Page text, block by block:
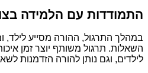
התמודדות עם הלמידה
במהלך התרגול, ההורה מסייע לילד,
השאלות. תרגול משותף יוצר זמן
לילדים, וגם נותן להורה הזדמנות